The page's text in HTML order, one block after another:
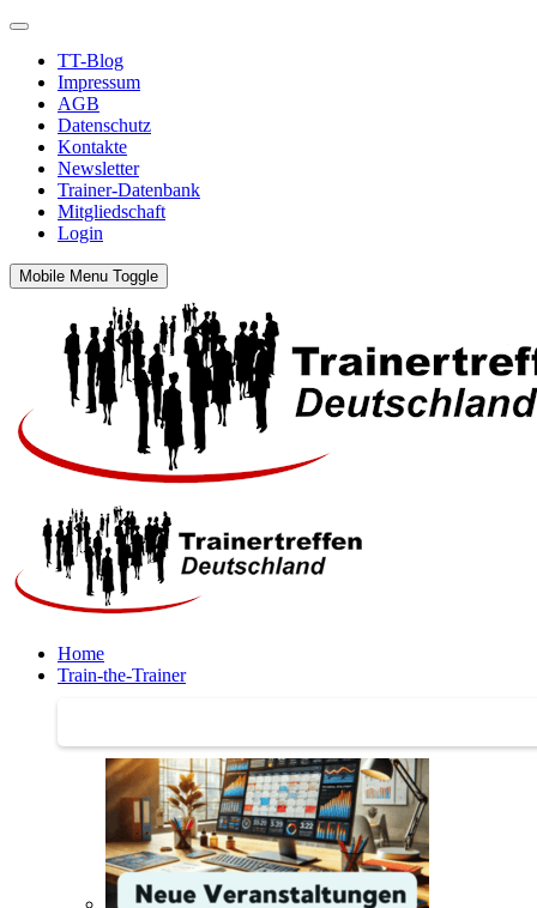
TT-Blog
Impressum
AGB
Datenschutz
Kontakte
Newsletter
Trainer-Datenbank
Mitgliedschaft
Login
Mobile Menu Toggle
Home
Train-the-Trainer